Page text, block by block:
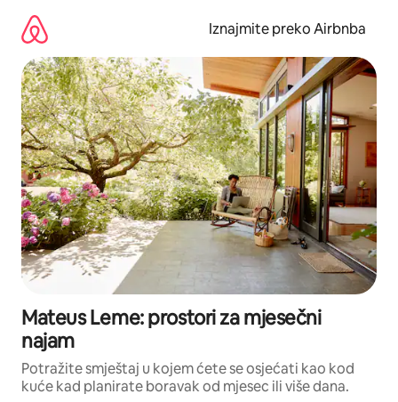
sadržaj
Iznajmite preko Airbnba
Mateus Leme: prostori za mjesečni
najam
Potražite smještaj u kojem ćete se osjećati kao kod
kuće kad planirate boravak od mjesec ili više dana.